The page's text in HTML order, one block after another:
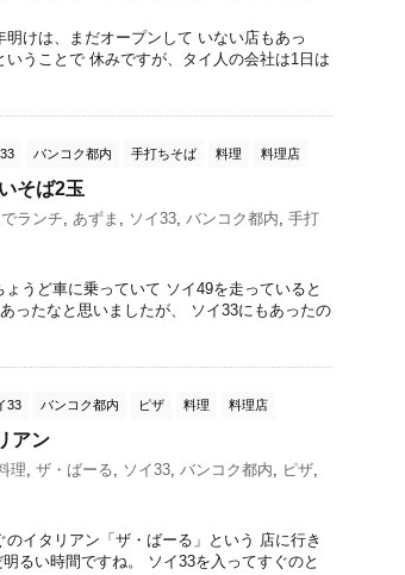
けは、まだオープンして いない店もあっ
うことで 休みですが、タイ人の会社は1日は
バンコク都内 手打ちそば 料理 料理店
そば2玉
ランチ, あずま , ソイ33, バンコク都内, 手打
うど車に乗っていて ソイ49を走っていると
ったなと思いましたが、 ソイ33にもあったの
33 バンコク都内 ピザ 料理 料理店
アン
理, ザ・ばーる, ソイ33, バンコク都内, ピザ,
イタリアン「ザ・ばーる」という 店に行き
るい時間ですね。 ソイ33を入ってすぐのと